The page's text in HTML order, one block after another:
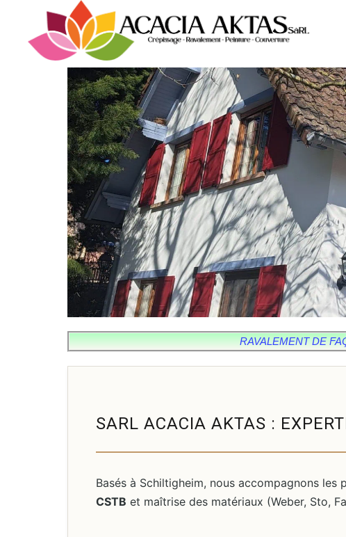
RAVALEMENT DE
SARL ACACIA AKTAS :
Basés à Schiltigheim, nous accompagnons
CSTB et maîtrise des matériaux (Weber, Sto,